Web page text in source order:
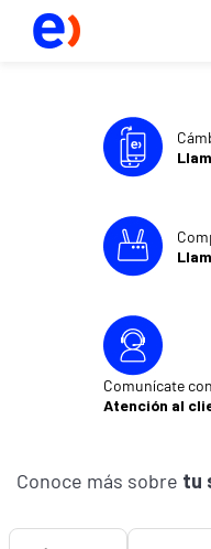
Comunícate
Atención al
Conoce más sobre tu